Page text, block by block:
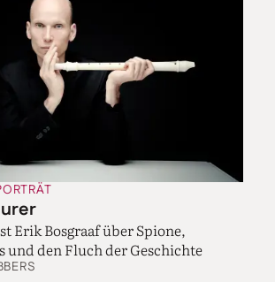
mehr in einzelnen Arien, die
oder weniger austauschbar
entwickelt die Figuren als
und schaut in die Psychologie?
auf eine psychologische oder
Gesamtheit, und zwar mit einem
150 Jahre später bei Carl Gustav
das kollektive Unbewuss­te
findet man bereits bei Gluck auf
wir seine bekannteste Oper,
Orpheus spricht nur einen
lebenden Menschen, und zwar ganz
Freunde kommen, um ihn bei
Erik Bosgraaf über Spione,
und den Fluch der Geschichte